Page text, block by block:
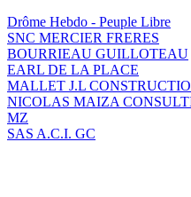
Drôme Hebdo - Peuple Libre
SNC MERCIER FRERES
BOURRIEAU GUILLOTEAU
EARL DE LA PLACE
MALLET J.L
NICOLAS MAIZA
MZ
SAS A.C.I. GC